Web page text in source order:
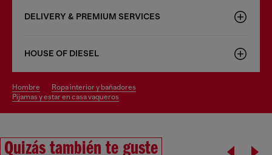
DELIVERY & PREMIUM SERVICES
HOUSE OF DIESEL
hombre
ropa interior y bañadores
pijamas y estar en casa vaqueros
Quizás también te guste